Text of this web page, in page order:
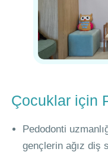
Çocuklar için
Pedodonti
gençlerin ağız diş